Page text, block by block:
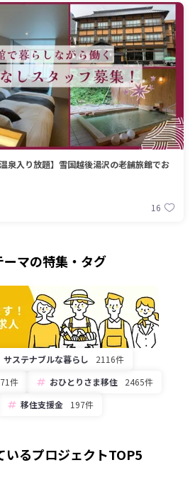
泉入り放題】雪国越後湯沢の老舗旅館でお
16
ーマの特集・タグ
サステナブルな暮らし
2116件
件 おひとりさま移住
2465件
移住支援金 197件
いるプロジェクトTOP5